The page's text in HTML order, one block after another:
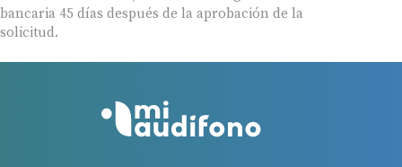
bancaria 45 días después de la aprobación de la
solicitud.